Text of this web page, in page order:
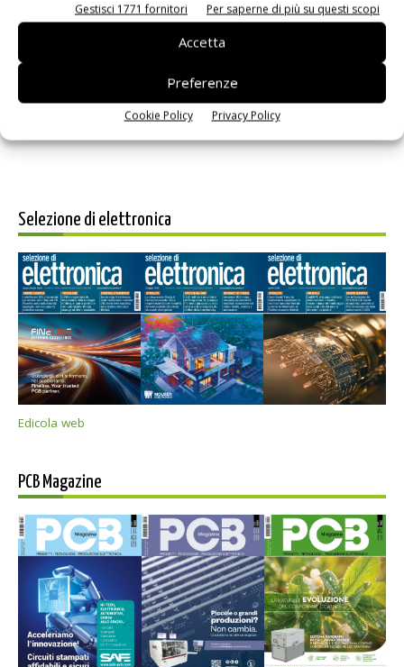
Gestisci 1771 fornitori Per saperne di più su questi scopi
Accetta
Preferenze
Cookie Policy Privacy Policy
Salva il mio nome, email e sito web in questo browser per i
Selezione di elettronica
Edicola web
PCB Magazine